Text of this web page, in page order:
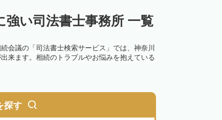
強い司法書士事務所 一覧
会議の「司法書士検索サービス」では、神奈川
来ます。相続のトラブルやお悩みを抱えている
探す